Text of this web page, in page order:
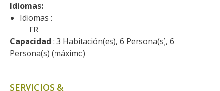
Decazeville – Aubin
Patrimonio mundial de la
UNESCO
Idiomas:
Idiomas :
FR
Capacidad : 3 Habitación(es), 6 Persona(s), 6
Persona(s) (máximo)
SERVICIOS &